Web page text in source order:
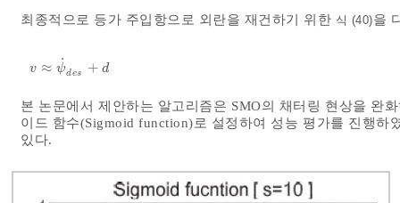
최종적으로 등가 주입항으로 외란을 재건하기 위한 식 (40)을
v ≈ ψ
˙
des + d
v≈ψ˙des +d
본 논문에서 제안하는 알고리즘은 SMO의 채터링 현상을 완
이드 함수(Sigmoid function)로 설정하여 성능 평가를 진행하
있다.